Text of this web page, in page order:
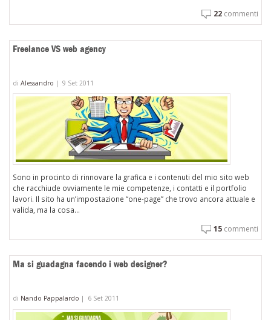
22 commenti
Freelance VS web agency
di Alessandro | 9 Set 2011
Sono in procinto di rinnovare la grafica e i contenuti del mio sito web
che racchiude ovviamente le mie competenze, i contatti e il portfolio
lavori. Il sito ha un’impostazione “one-page” che trovo ancora attuale e
valida, ma la cosa...
15 commenti
Ma si guadagna facendo i web designer?
di Nando Pappalardo | 6 Set 2011